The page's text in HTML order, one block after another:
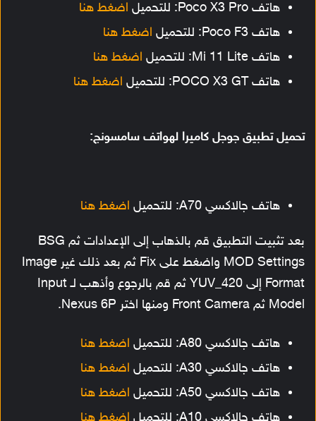
هاتف Poco X3 Pro: للتحميل
اضغط هنا
هاتف Poco F3: للتحميل
اضغط هنا
هاتف Mi 11 Lite: للتحميل
اضغط هنا
هاتف POCO X3 GT: للتحميل
اضغط هنا
تحميل تطبيق جوجل كاميرا لهواتف سامسونج:
هاتف جالاكسي A70: للتحميل اضغط هنا
بعد تثبيت التطبيق قم بالذهاب إلى الإعدادات ثم BSG
MOD Settings واضغط على Fix ثم بعد ذلك غير Image
Format إلى YUV_420 ثم قم بالرجوع وأذهب لـ Input
Model ثم Front Camera ومنها اختر Nexus 6P.
هاتف جالاكسي A80: للتحميل
اضغط هنا
هاتف جالاكسي A30: للتحميل
اضغط هنا
هاتف جالاكسي A50: للتحميل
اضغط هنا